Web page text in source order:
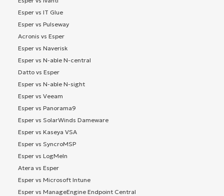
Esper vs IT Glue
Esper vs Pulseway
Acronis vs Esper
Esper vs Naverisk
Esper vs N-able N-central
Datto vs Esper
Esper vs N-able N-sight
Esper vs Veeam
Esper vs Panorama9
Esper vs SolarWinds Dameware
Esper vs Kaseya VSA
Esper vs SyncroMSP
Esper vs LogMeIn
Atera vs Esper
Esper vs Microsoft Intune
Esper vs ManageEngine Endpoint Central